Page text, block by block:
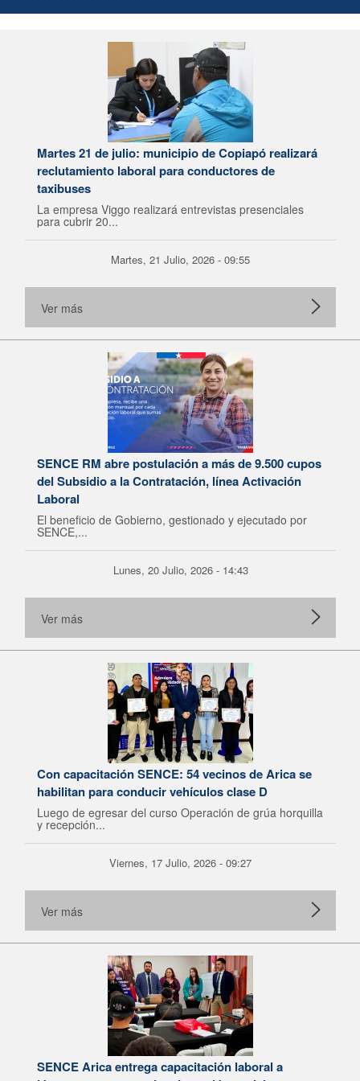
Martes 21 de julio: municipio de Copiapó realizará
reclutamiento laboral para conductores de
taxibuses
La empresa Viggo realizará entrevistas presenciales
para cubrir 20...
Martes, 21 Julio, 2026 - 09:55
Ver más
SENCE RM abre postulación a más de 9.500 cupos
del Subsidio a la Contratación, línea Activación
Laboral
El beneficio de Gobierno, gestionado y ejecutado por
SENCE,...
Lunes, 20 Julio, 2026 - 14:43
Ver más
Con capacitación SENCE: 54 vecinos de Arica se
habilitan para conducir vehículos clase D
Luego de egresar del curso Operación de grúa horquilla
y recepción...
Viernes, 17 Julio, 2026 - 09:27
Ver más
SENCE Arica entrega capacitación laboral a